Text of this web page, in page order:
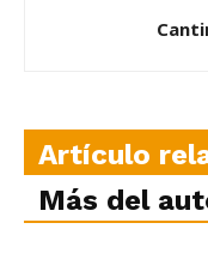
Artículo
Más del